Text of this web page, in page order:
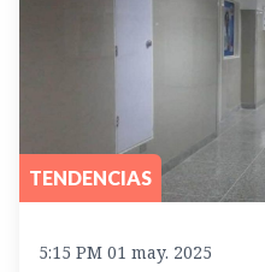
TENDENCIAS
5:15 PM 01 may. 2025